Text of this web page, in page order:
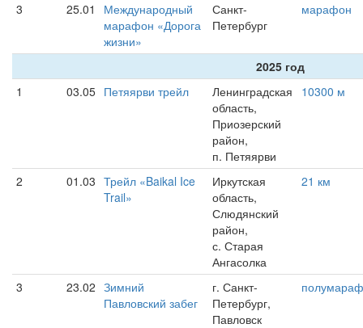
3 25.01
Международный
марафон «Дорога
жизни»
Санкт-
Петербург
марафон
2025 год
1
03.05 Петяярви трейл
Ленинградская
область,
Приозерский
район,
п. Петяярви
10300 м
2 01.03 Трейл «Baikal Ice
Trail»
Иркутская
область,
Слюдянский
район,
с. Старая
Ангасолка
21 км
3 23.02 Зимний
Павловский забег
г. Санкт-
Петербург,
Павловск